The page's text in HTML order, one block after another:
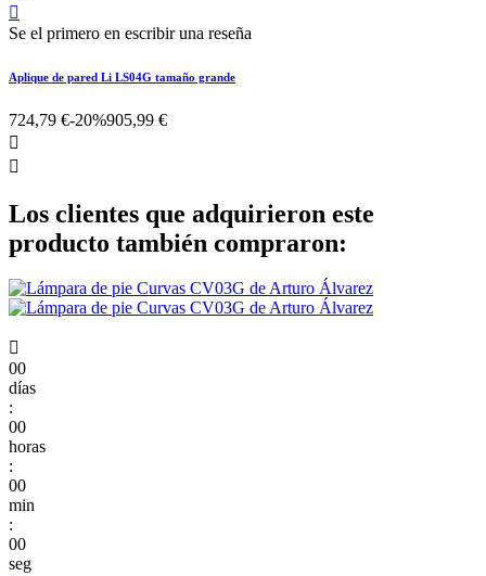

Se el primero en escribir una reseña
Aplique de pared Li LS04G tamaño grande
724,79 €-20%905,99 €


Los clientes que adquirieron este
producto también compraron:

00
días
:
00
horas
:
00
min
:
00
seg